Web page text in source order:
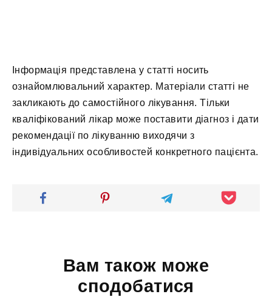
Інформація представлена у статті носить
ознайомлювальний характер. Матеріали статті не
закликають до самостійного лікування. Тільки
кваліфікований лікар може поставити діагноз і дати
рекомендації по лікуванню виходячи з
індивідуальних особливостей конкретного пацієнта.
Вам також може
сподобатися